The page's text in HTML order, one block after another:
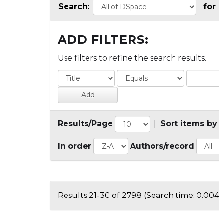
Search: for
ADD FILTERS:
Use filters to refine the search results.
Results/Page Sort items by
In order Authors/record
Results 21-30 of 2798 (Search time: